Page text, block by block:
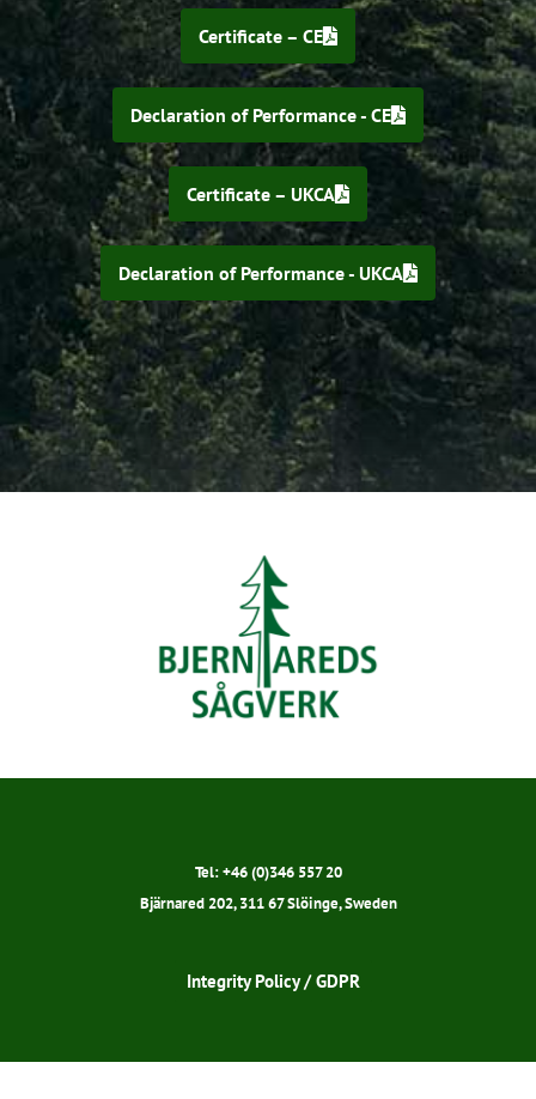
Certificate – CE
Declaration of Performance - CE
Certificate – UKCA
Declaration of Performance - UKCA
Tel: +46 (0)346 557 20
Bjärnared 202, 311 67 Slöinge, Sweden
Integrity Policy / GDPR